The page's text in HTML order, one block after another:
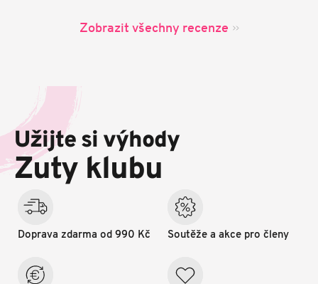
Zobrazit všechny recenze
a
í
Užijte si výhody
Zuty klubu
Doprava zdarma od 990 Kč Soutěže a akce pro členy